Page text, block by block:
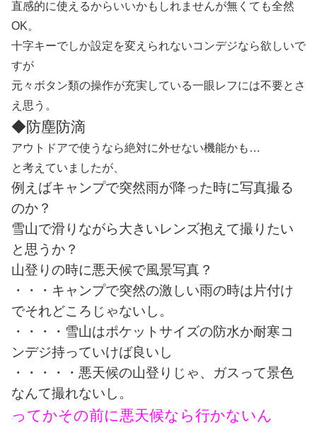
直感的に使えるからいいかもしれませんが無くても全然
OK。
十字キーでしか設定を変えられないコンデジなら欲しいで
すが
元々ボタン類の操作が充実している一眼レフには不要とさ
え思う。
◆防塵防滴
アウトドアで使うなら絶対に外せない機能かも…
と考えていましたが、
例えばキャンプで突然雨が降った時に写真撮る
のか？
雪山で滑りながら大きいレンズ抱えて撮りたい
と思うか？
山登りの時に悪天候で風景写真？
・・・キャンプで突然の激しい雨の時は片付け
でそれどころじゃないし。
・・・・雪山はポケットサイズの防水か耐寒コ
ンデジ持っていけば良いし
・・・・・悪天候の山登りじゃ、ガスって景色
なんて撮れないし。
ってかその前に悪天候なら行かないん